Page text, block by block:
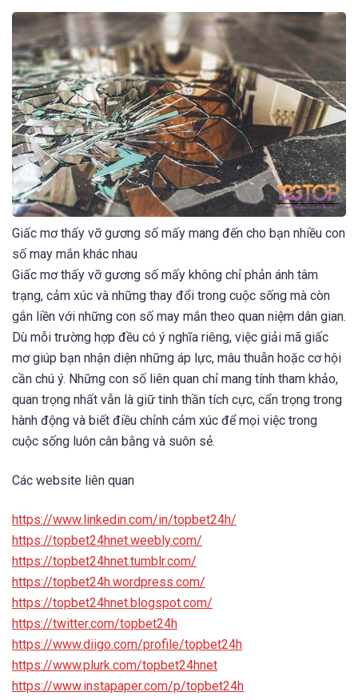
Giấc mơ thấy vỡ gương số mấy mang đến cho bạn nhiều con
số may mắn khác nhau
Giấc mơ thấy vỡ gương số mấy không chỉ phản ánh tâm
trạng, cảm xúc và những thay đổi trong cuộc sống mà còn
gắn liền với những con số may mắn theo quan niệm dân gian.
Dù mỗi trường hợp đều có ý nghĩa riêng, việc giải mã giấc
mơ giúp bạn nhận diện những áp lực, mâu thuẫn hoặc cơ hội
cần chú ý. Những con số liên quan chỉ mang tính tham khảo,
quan trọng nhất vẫn là giữ tinh thần tích cực, cẩn trọng trong
hành động và biết điều chỉnh cảm xúc để mọi việc trong
cuộc sống luôn cân bằng và suôn sẻ.
Các website liên quan
https://www.linkedin.com/in/topbet24h/
https://topbet24hnet.weebly.com/
https://topbet24hnet.tumblr.com/
https://topbet24h.wordpress.com/
https://topbet24hnet.blogspot.com/
https://twitter.com/topbet24h
https://www.diigo.com/profile/topbet24h
https://www.plurk.com/topbet24hnet
https://www.instapaper.com/p/topbet24h